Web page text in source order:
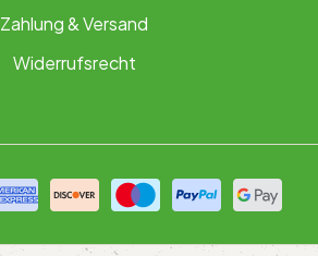
Zahlung & Versand
Widerrufsrecht